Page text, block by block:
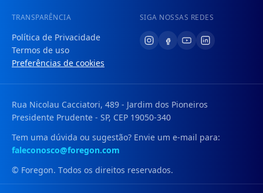
TRANSPARÊNCIA
Política de Privacidade
Termos de uso
Preferências de cookies
SIGA NOSSAS REDES
Rua Nicolau Cacciatori, 489 - Jardim dos Pioneiros
Presidente Prudente - SP, CEP 19050-340
Tem uma dúvida ou sugestão? Envie um e-mail para:
faleconosco@foregon.com
© Foregon. Todos os direitos reservados.